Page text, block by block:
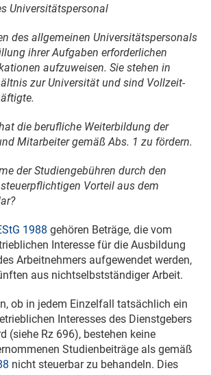
Universitätspersonal
des allgemeinen Universitätspersonals
ihrer Aufgaben erforderlichen
aufzuweisen. Sie stehen in
zur Universität und sind Vollzeit-
die berufliche Weiterbildung der
Mitarbeiter gemäß Abs. 1 zu fördern.
der Studiengebühren durch den
Vorteil aus dem
1988 gehören Beträge, die vom
Interesse für die Ausbildung
Arbeitnehmers aufgewendet werden,
aus nichtselbstständiger Arbeit.
ob in jedem Einzelfall tatsächlich ein
Interesses des Dienstgebers
(siehe Rz 696), bestehen keine
Studienbeiträge als gemäß
nicht steuerbar zu behandeln. Dies